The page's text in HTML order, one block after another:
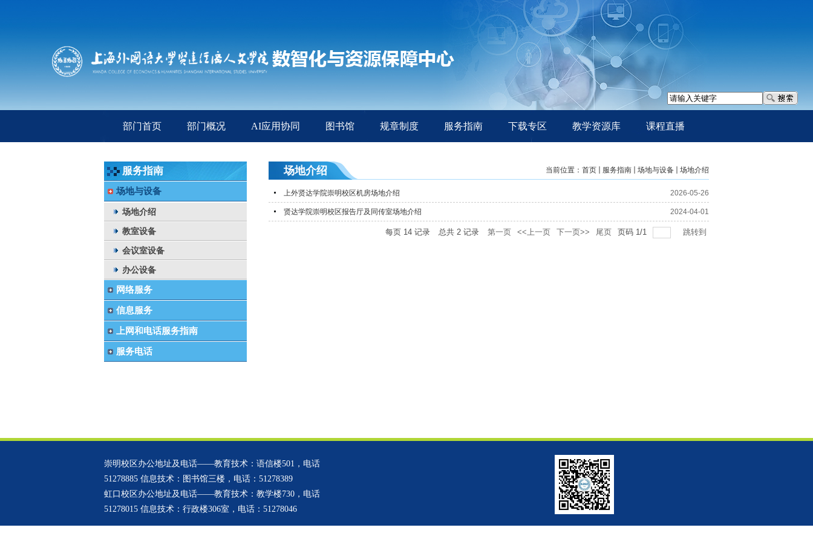
部门首页 部门概况 AI应用协同 图书馆 规章制度 服务指南 下载专区 教学资源库 课程直播
服务指南
场地与设备
场地介绍
教室设备
会议室设备
办公设备
网络服务
信息服务
上网和电话服务指南
服务电话
场地介绍 当前位置： 首页 服务指南 场地与设备 场地介绍
上外贤达学院崇明校区机房场地介绍 2026-05-26
贤达学院崇明校区报告厅及同传室场地介绍 2024-04-01
每页 14 记录 总共 2 记录 第一页 <<上一页 下一页>> 尾页 页码 1/1 跳转到
崇明校区办公地址及电话——教育技术：语信楼501，电话
51278885 信息技术：图书馆三楼，电话：51278389
虹口校区办公地址及电话——教育技术：教学楼730，电话
51278015 信息技术：行政楼306室，电话：51278046